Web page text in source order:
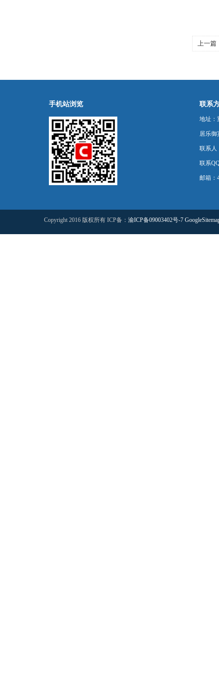
上一篇
手机站浏览 联系
地址：
居乐御
联系人
联系
邮箱：
Copyright 2016 版权所有 ICP备： 渝ICP备09003402号-7